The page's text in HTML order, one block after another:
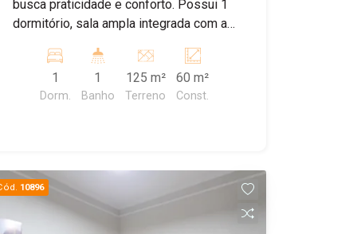
busca praticidade e conforto. Possui 1
dormitório, sala ampla integrada com a
quintal nos fundos. Conta também com
1 vaga de garagem descoberta. Uma
ótima opção para morar bem com um
1
Dorm.
1
Banho
125 m²
Terreno
60 m²
Const.
10896